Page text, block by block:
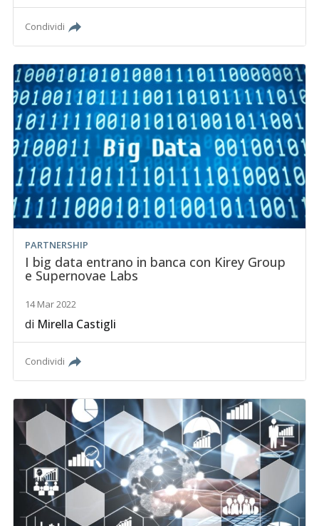
Condividi
PARTNERSHIP
I big data entrano in banca con Kirey Group
e Supernovae Labs
14 Mar 2022
di Mirella Castigli
Condividi